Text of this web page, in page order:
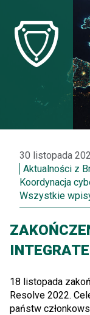
30 listopada
Aktualności z
Koordynacja
Wszystkie
18 listopada
Resolve 2022.
państw